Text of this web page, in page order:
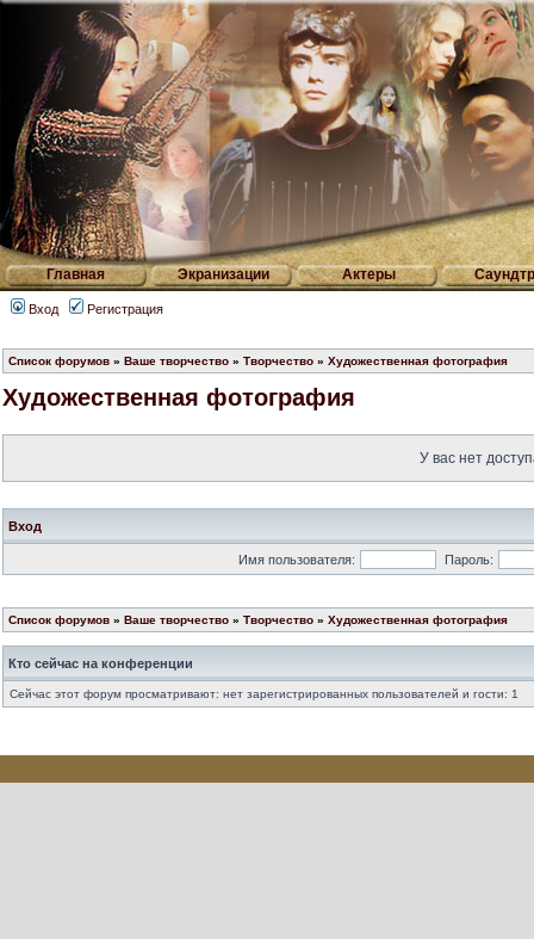
Главная Экранизации Актеры
Вход Регистрация
Список форумов » Ваше творчество » Творчество » Художественная фотография
Художественная фотография
У вас нет
Вход
Имя пользователя: Пароль:
Список форумов » Ваше творчество » Творчество » Художественная фотография
Кто сейчас на конференции
Сейчас этот форум просматривают: нет зарегистрированных пользователей и гости: 1